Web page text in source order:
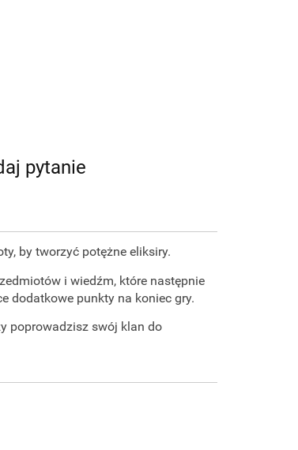
pytanie
by tworzyć potężne eliksiry.
i wiedźm, które następnie
dodatkowe punkty na koniec gry.
poprowadzisz swój klan do